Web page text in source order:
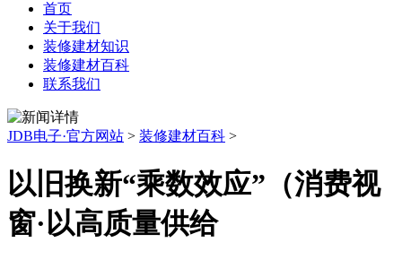
首页
关于我们
装修建材知识
装修建材百科
联系我们
JDB电子·官方网站 > 装修建材百科 >
以旧换新“乘数效应”（消费视
窗·以高质量供给